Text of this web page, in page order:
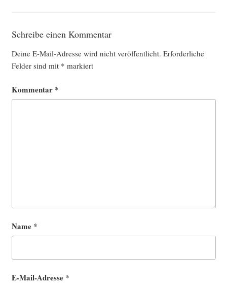
Schreibe einen Kommentar
Deine E-Mail-Adresse wird nicht veröffentlicht. Erforderliche
Felder sind mit * markiert
Kommentar *
Name *
E-Mail-Adresse *